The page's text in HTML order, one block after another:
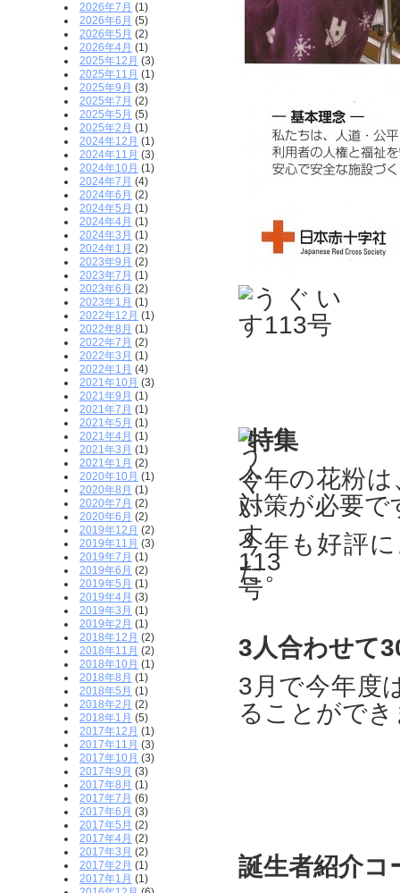
2026年7月 (1)
2026年6月 (5)
2026年5月 (2)
2026年4月 (1)
2025年12月 (3)
2025年11月 (1)
2025年9月 (3)
2025年7月 (2)
2025年5月 (5)
2025年2月 (1)
2024年12月 (1)
2024年11月 (3)
2024年10月 (1)
2024年7月 (4)
2024年6月 (2)
2024年5月 (1)
2024年4月 (1)
2024年3月 (1)
2024年1月 (2)
2023年9月 (2)
2023年7月 (1)
2023年6月 (2)
2023年1月 (1)
2022年12月 (1)
2022年8月 (1)
2022年7月 (2)
2022年3月 (1)
2022年1月 (4)
2021年10月 (3)
2021年9月 (1)
2021年7月 (1)
2021年5月 (1)
2021年4月 (1)
2021年3月 (1)
2021年1月 (2)
2020年10月 (1)
2020年8月 (1)
2020年7月 (2)
2020年6月 (2)
2019年12月 (2)
2019年11月 (3)
2019年7月 (1)
2019年6月 (2)
2019年5月 (1)
2019年4月 (3)
2019年3月 (1)
2019年2月 (1)
2018年12月 (2)
2018年11月 (2)
2018年10月 (1)
2018年8月 (1)
2018年5月 (1)
2018年2月 (2)
2018年1月 (5)
2017年12月 (1)
2017年11月 (3)
2017年10月 (3)
2017年9月 (3)
2017年8月 (1)
2017年7月 (6)
2017年6月 (3)
2017年5月 (2)
2017年4月 (2)
2017年3月 (2)
2017年2月 (1)
2017年1月 (1)
特集
今年の花粉
対策が必要で
今年も好評
た。
3人合わせて
3月で今年度
ることがで
誕生者紹介コ